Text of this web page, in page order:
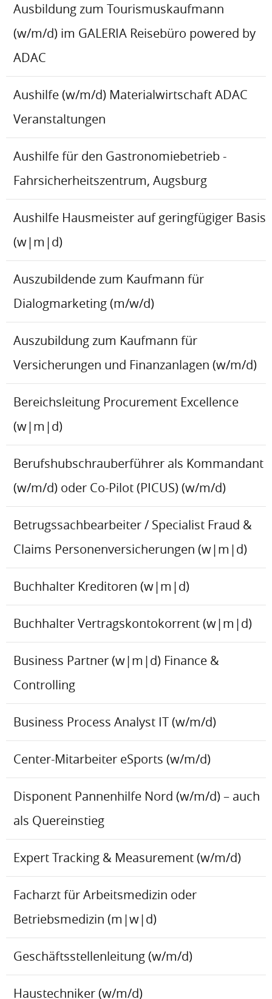
Ausbildung zum Tourismuskaufmann
(w/m/d) im GALERIA Reisebüro powered by
ADAC
Aushilfe (w/m/d) Materialwirtschaft ADAC
Veranstaltungen
Aushilfe für den Gastronomiebetrieb -
Fahrsicherheitszentrum, Augsburg
Aushilfe Hausmeister auf geringfügiger Basis
(w|m|d)
Auszubildende zum Kaufmann für
Dialogmarketing (m/w/d)
Auszubildung zum Kaufmann für
Versicherungen und Finanzanlagen (w/m/d)
Bereichsleitung Procurement Excellence
(w|m|d)
Berufshubschrauberführer als Kommandant
(w/m/d) oder Co-Pilot (PICUS) (w/m/d)
Betrugssachbearbeiter / Specialist Fraud &
Claims Personenversicherungen (w|m|d)
Buchhalter Kreditoren (w|m|d)
Buchhalter Vertragskontokorrent (w|m|d)
Business Partner (w|m|d) Finance &
Controlling
Business Process Analyst IT (w/m/d)
Center-Mitarbeiter eSports (w/m/d)
Disponent Pannenhilfe Nord (w/m/d) – auch
als Quereinstieg
Expert Tracking & Measurement (w/m/d)
Facharzt für Arbeitsmedizin oder
Betriebsmedizin (m|w|d)
Geschäftsstellenleitung (w/m/d)
Haustechniker (w/m/d)